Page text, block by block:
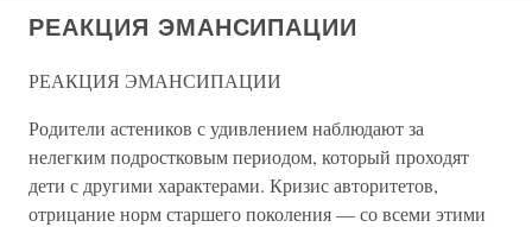
РЕАКЦИЯ ЭМАНСИПАЦИИ
РЕАКЦИЯ ЭМАНСИПАЦИИ
Родители астеников с удивлением наблюдают за
нелегким подростковым периодом, который проходят
дети с другими характерами. Кризис авторитетов,
отрицание норм старшего поколения — со всеми этими